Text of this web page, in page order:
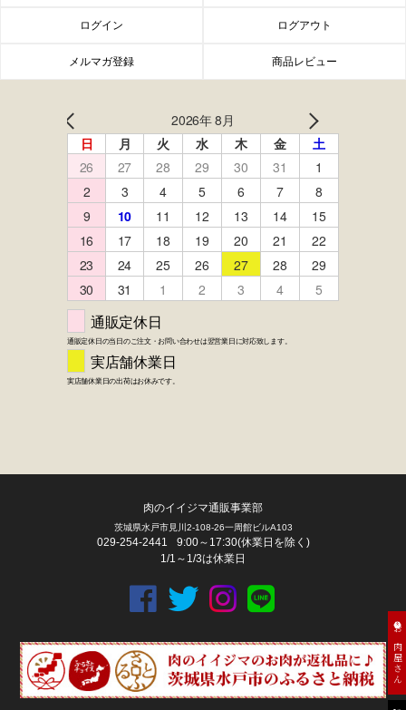
FACEBOOK twitter instagram LINE お肉屋さん
ログイン ログアウト
メルマガ登録 商品レビュー
肉のイイジマ通販事業部
茨城県水戸市見川2-108-26一周館ビルA103
029-254-2441
9:00～17:30(休業日を除く)
1/1～1/3は休業日